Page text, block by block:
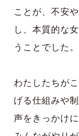
ことが、不安
し、本質的な
うことでした。
わたしたちが
げる仕組みや
声をきっかけ